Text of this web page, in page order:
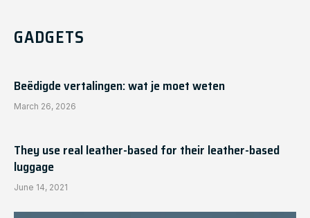
GADGETS
Beëdigde vertalingen: wat je moet weten
March 26, 2026
They use real leather-based for their leather-based
luggage
June 14, 2021